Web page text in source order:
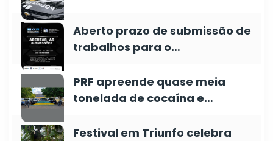
Aberto prazo de submissão de
trabalhos para o…
PRF apreende quase meia
tonelada de cocaína e…
Festival em Triunfo celebra